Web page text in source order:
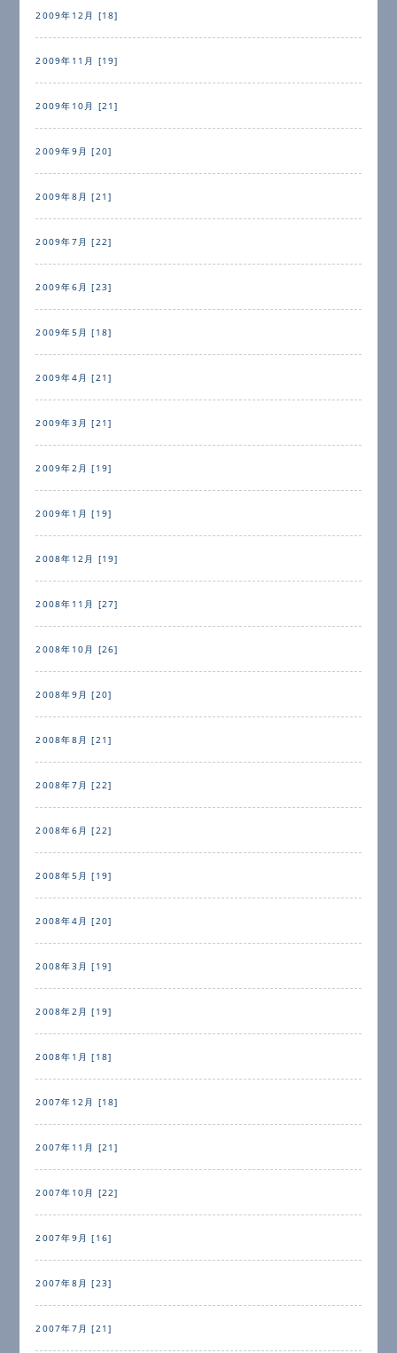
2009年12月 [18]
2009年11月 [19]
2009年10月 [21]
2009年9月 [20]
2009年8月 [21]
2009年7月 [22]
2009年6月 [23]
2009年5月 [18]
2009年4月 [21]
2009年3月 [21]
2009年2月 [19]
2009年1月 [19]
2008年12月 [19]
2008年11月 [27]
2008年10月 [26]
2008年9月 [20]
2008年8月 [21]
2008年7月 [22]
2008年6月 [22]
2008年5月 [19]
2008年4月 [20]
2008年3月 [19]
2008年2月 [19]
2008年1月 [18]
2007年12月 [18]
2007年11月 [21]
2007年10月 [22]
2007年9月 [16]
2007年8月 [23]
2007年7月 [21]